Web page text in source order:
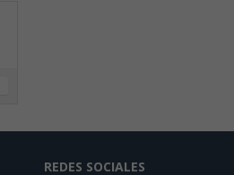
REDES SOCIALES